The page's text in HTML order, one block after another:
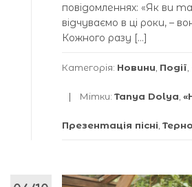
повідомленнях: «Як ви
відчуваємо в ці роки, –
Кожного разу […]
Категорія: Новини Події
Мітки: Tanya Dolya
Презентація пісні